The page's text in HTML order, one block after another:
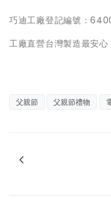
巧迪工廠登記編號：
工廠直營台灣製造最安心
父親節 父親節禮物